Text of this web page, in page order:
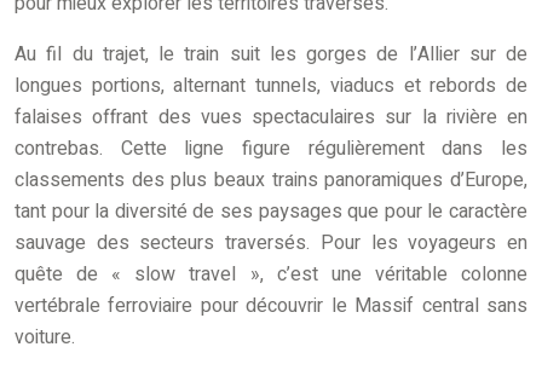
Au fil du trajet, le train suit les gorges de l’Allier sur de
longues portions, alternant tunnels, viaducs et rebords de
falaises offrant des vues spectaculaires sur la rivière en
contrebas. Cette ligne figure régulièrement dans les
classements des plus beaux trains panoramiques d’Europe,
tant pour la diversité de ses paysages que pour le caractère
sauvage des secteurs traversés. Pour les voyageurs en
quête de « slow travel », c’est une véritable colonne
vertébrale ferroviaire pour découvrir le Massif central sans
voiture.